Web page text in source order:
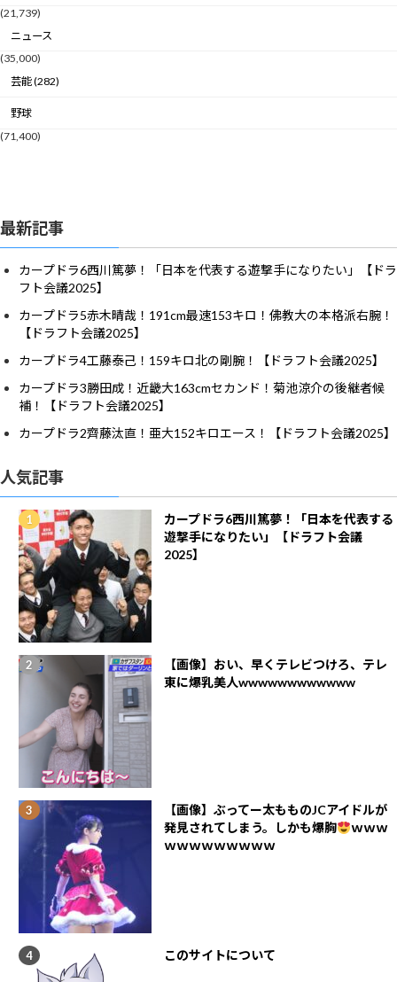
(21,739)
ニュース
(35,000)
芸能 (282)
野球
(71,400)
最新記事
カープドラ6西川篤夢！「日本を代表する遊撃手になりたい」【ドラ
フト会議2025】
カープドラ5赤木晴哉！191cm最速153キロ！佛教大の本格派右腕！
【ドラフト会議2025】
カープドラ4工藤泰己！159キロ北の剛腕！【ドラフト会議2025】
カープドラ3勝田成！近畿大163cmセカンド！菊池涼介の後継者候
補！【ドラフト会議2025】
カープドラ2齊藤汰直！亜大152キロエース！【ドラフト会議2025】
人気記事
カープドラ6西川篤夢！「日本を代表する
遊撃手になりたい」【ドラフト会議
2025】
【画像】おい、早くテレビつけろ、テレ
東に爆乳美人wwwwwwwwwwww
【画像】ぶってー太もものJCアイドルが
発見されてしまう。しかも爆胸
ｗｗｗ
ｗｗｗｗｗｗｗｗｗ
このサイトについて